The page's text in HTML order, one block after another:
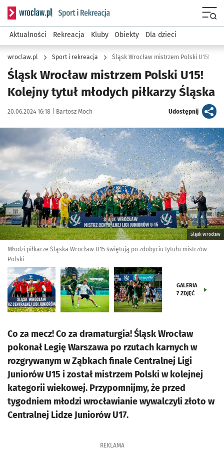
Serwis informacyjny wroclaw.pl podserwis: Sport i rekreacja
Aktualności Rekreacja Kluby Obiekty Dla dzieci
wroclaw.pl Sport i rekreacja Śląsk Wrocław mistrzem Polski U15!
Śląsk Wrocław mistrzem Polski U15!
Kolejny tytuł młodych piłkarzy Śląska
Data publikacji:
20.06.2024 16:18 | Autor:
Bartosz Moch Udostępnijartykuł
Kliknij, aby zobaczyć galerię
Śląsk Wrocław
Młodzi piłkarze Śląska Wrocław U15 świętują po zdobyciu tytułu mistrzów
Polski
GALERIA
7 ZDJĘĆ
Co za mecz! Co za dramaturgia! Śląsk Wrocław
pokonał Legię Warszawa po rzutach karnych w
rozgrywanym w Ząbkach finale Centralnej Ligi
Juniorów U15 i został mistrzem Polski w kolejnej
kategorii wiekowej. Przypomnijmy, że przed
tygodniem młodzi wrocławianie wywalczyli złoto w
Centralnej Lidze Juniorów U17.
REKLAMA